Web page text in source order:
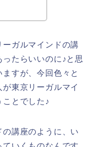
ガルマインドの講
たらいいのに♪と思
すが、今回色々と
東京リーガルマイ
ことでした♪
講座のように、い